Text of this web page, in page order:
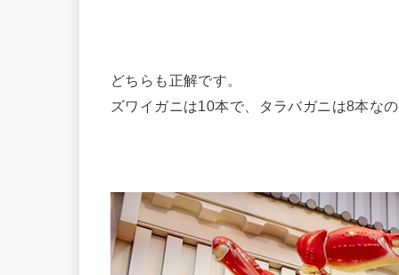
どちらも正解です。
ズワイガニは10本で、タラバガニは8本な